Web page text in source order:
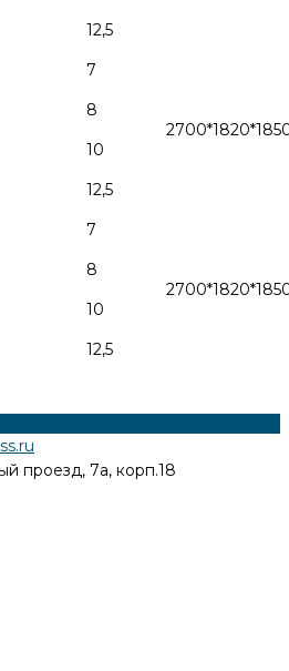
12,5
7
8
10
12,5
7
8
10
12,5
проезд, 7а, корп.18